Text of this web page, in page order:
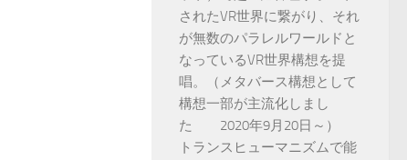
されたVR世界に繋がり、それ
が無数のパラレルワールドと
なっているVR世界構想を提
唱。（メタバース構想として
構想一部が主流化しまし
た 2020年9月20日～）
トランスヒューマニズムで能